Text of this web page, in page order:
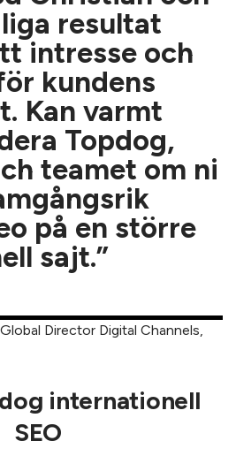
resultat
intresse och
kundens
Kan varmt
Topdog,
teamet om ni
på en större
sajt.”
Director Digital Channels,
internationell
SEO